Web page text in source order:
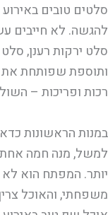
סלטים טובים באירוע
להגשה. לא חייבים
סלט ירקות רענן,
ותוספת שפותחת את
רכות ופריכות –
במנות הראשונות
למשל, מנה חמה אחת
יותר. המפתח הוא לא
משפחתי, והאוכל